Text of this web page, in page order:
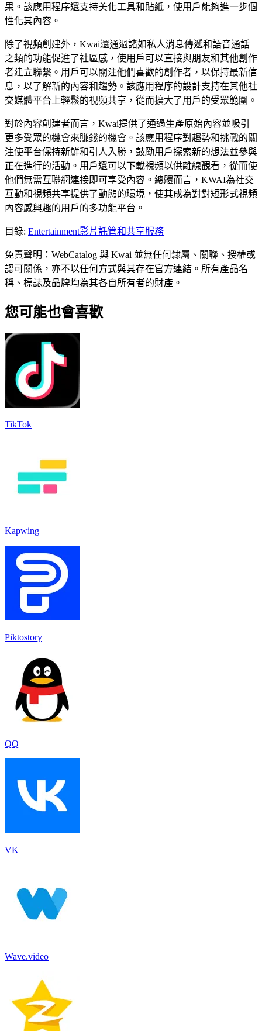
果。該應用程序還支持美化工具和貼紙，使用戶能夠進一步個
性化其內容。
除了視頻創建外，Kwai還通過諸如私人消息傳遞和語音通話
之類的功能促進了社區感，使用戶可以直接與朋友和其他創作
者建立聯繫。用戶可以關注他們喜歡的創作者，以保持最新信
息，以了解新的內容和趨勢。該應用程序的設計支持在其他社
交媒體平台上輕鬆的視頻共享，從而擴大了用戶的受眾範圍。
對於內容創建者而言，Kwai提供了通過生產原始內容並吸引
更多受眾的機會來賺錢的機會。該應用程序對趨勢和挑戰的關
注使平台保持新鮮和引人入勝，鼓勵用戶探索新的想法並參與
正在進行的活動。用戶還可以下載視頻以供離線觀看，從而使
他們無需互聯網連接即可享受內容。總體而言，KWAI為社交
互動和視頻共享提供了動態的環境，使其成為對對短形式視頻
內容感興趣的用戶的多功能平台。
目錄: Entertainment影片託管和共享服務
免責聲明：WebCatalog 與 Kwai 並無任何隸屬、關聯、授權或
認可關係，亦不以任何方式與其存在官方連結。所有產品名
稱、標誌及品牌均為其各自所有者的財產。
您可能也會喜歡
TikTok
Kapwing
Piktostory
QQ
VK
Wave.video